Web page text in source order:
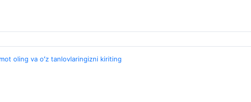
oling va oʻz tanlovlaringizni kiriting